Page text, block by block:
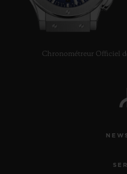
Chronométreur Officiel